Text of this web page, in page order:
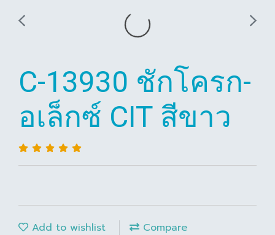
C-13930 ชักโครก-
อเล็กซ์ CIT สีขาว
Add to wishlist
Compare